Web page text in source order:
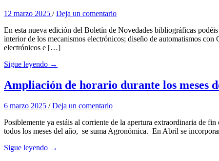
12 marzo 2025 /Deja un comentario
En esta nueva edición del Boletín de Novedades bibliográficas
interior de los mecanismos electrónicos; diseño de automatismos
electrónicos e […]
Sigue leyendo →
Ampliación de horario durante los meses
6 marzo 2025 /Deja un comentario
Posiblemente ya estáis al corriente de la apertura extraordinaria de
todos los meses del año, se suma Agronómica. En Abril se
Sigue leyendo →